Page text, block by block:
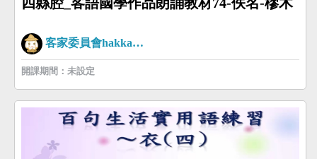
客家委員會hakkaman
開課期間：未設定